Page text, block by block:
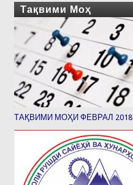
Тақвими Моҳ
ТАҚВИМИ МОҲИ ФЕВРАЛ 2018